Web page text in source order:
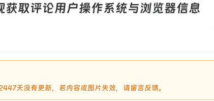
取评论用户操作系统与浏览器信息
天没有更新，若内容或图片失效，请留言反馈。